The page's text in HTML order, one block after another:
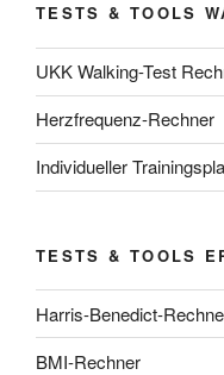
TESTS & TOOLS
UKK Walking-Test
Herzfrequenz-Rechner
Individueller
TESTS & TOOLS
Harris-Benedict-
BMI-Rechner